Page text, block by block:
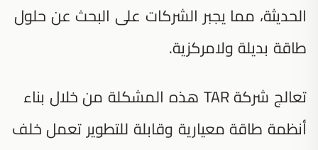
الحديثة، مما يجبر الشركات على البحث عن حلول
طاقة بديلة ولامركزية.
تعالج شركة TAR هذه المشكلة من خلال بناء
أنظمة طاقة معيارية وقابلة للتطوير تعمل خلف